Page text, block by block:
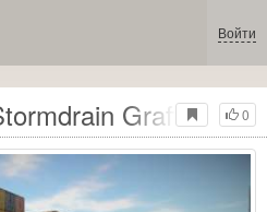
Войти
0
Graffiti